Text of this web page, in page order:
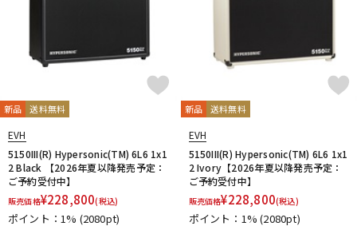
新品 送料無料
EVH
5150III(R) Hypersonic(TM) 6L6 1x1
2 Black 【2026年夏以降発売予定：
ご予約受付中】
販売価格¥228,800(税込)
ポイント：1% (2080pt)
新品 送料無料
EVH
5150III(R) Hypersonic(TM) 6L6 1x1
2 Ivory【2026年夏以降発売予定：
ご予約受付中】
販売価格¥228,800(税込)
ポイント：1%(2080pt)